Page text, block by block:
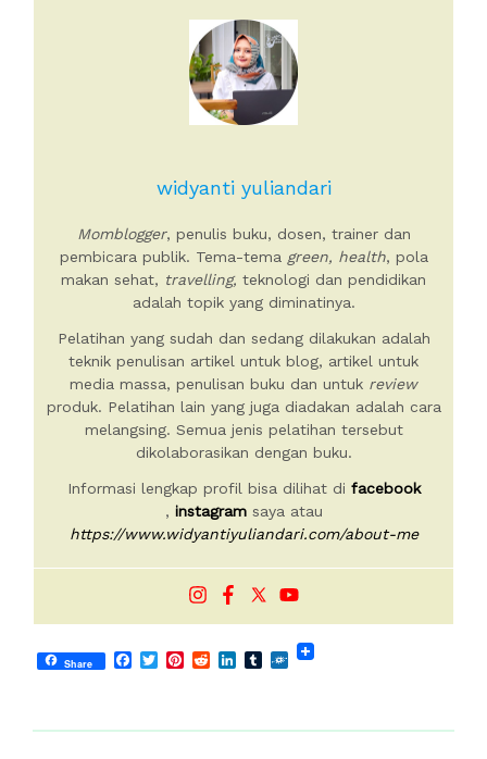
widyanti yuliandari
Momblogger, penulis buku, dosen, trainer dan
pembicara publik. Tema-tema green, health, pola
makan sehat, travelling, teknologi dan pendidikan
adalah topik yang diminatinya.
Pelatihan yang sudah dan sedang dilakukan adalah
teknik penulisan artikel untuk blog, artikel untuk
media massa, penulisan buku dan untuk review
produk. Pelatihan lain yang juga diadakan adalah cara
melangsing. Semua jenis pelatihan tersebut
dikolaborasikan dengan buku.
Informasi lengkap profil bisa dilihat di facebook
, instagramsaya atau
https://www.widyantiyuliandari.com/about-me
Share Facebook
TwitterPinterest
RedditLinkedIn
Tumblr
Folkd